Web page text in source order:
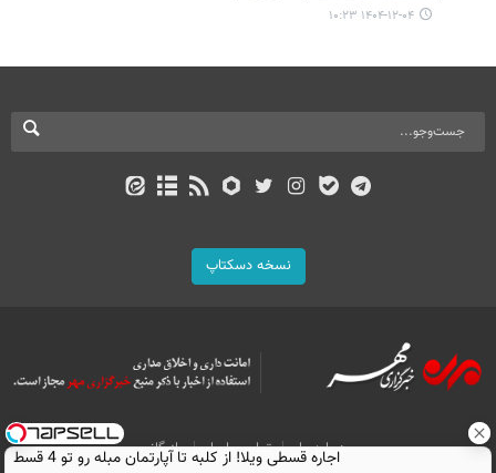
۱۴۰۴-۱۲-۰۴ ۱۰:۲۳
نسخه دسکتاپ
درباره ما تماس با ما
بازرگانی
اجاره‌ قسطی ویلا! از کلبه تا آپارتمان مبله رو تو 4 قسط